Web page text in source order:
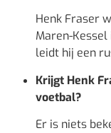
Henk Fraser
Maren-
leidt hij een
Krijgt Henk
voetbal?
Er is niets